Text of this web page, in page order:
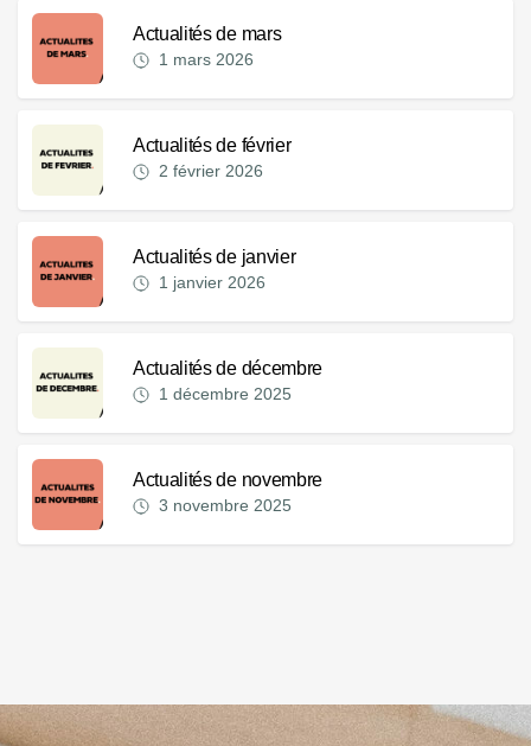
Actualités de mars
1 mars 2026
Actualités de février
2 février 2026
Actualités de janvier
1 janvier 2026
Actualités de décembre
1 décembre 2025
Actualités de novembre
3 novembre 2025